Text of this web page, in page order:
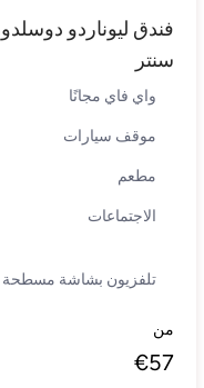
فندق ليوناردو
سنتر
واي فاي مجانًا
موقف سيارات
مطعم
الاجتماعات
تلفزيون بشاشة مسطحة
من
€57